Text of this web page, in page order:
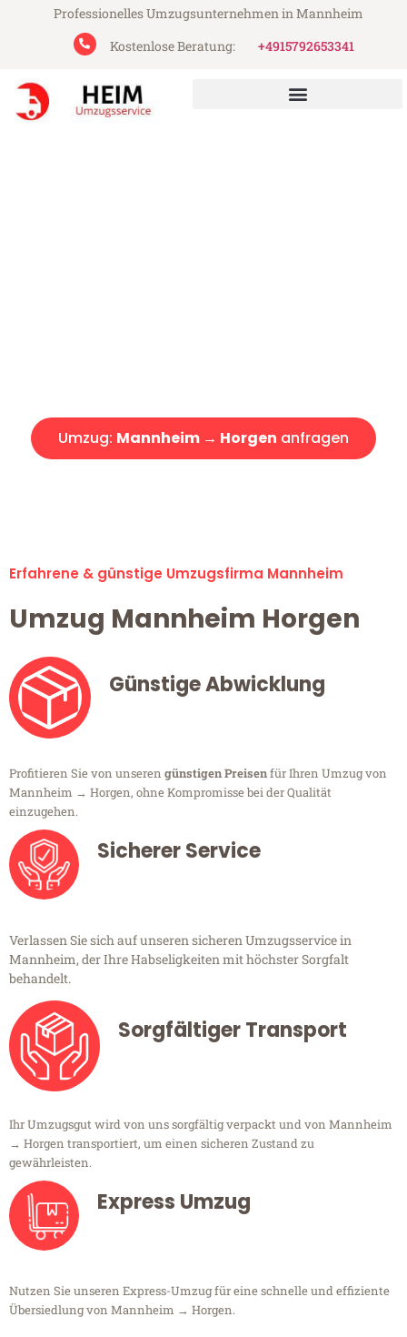
Professionelles Umzugsunternehmen in Mannheim
Kostenlose Beratung:
+4915792653341
Umzug: Mannheim → Horgen anfragen
Erfahrene & günstige Umzugsfirma Mannheim
Umzug Mannheim Horgen
Günstige Abwicklung
Profitieren Sie von unseren günstigen Preisenfür Ihren Umzug von
Mannheim → Horgen, ohne Kompromisse bei der Qualität
einzugehen.
Sicherer Service
Verlassen Sie sich auf unseren sicheren Umzugsservice in
Mannheim, der Ihre Habseligkeiten mit höchster Sorgfalt
behandelt.
Sorgfältiger Transport
Ihr Umzugsgut wird von uns sorgfältig verpackt und von Mannheim
→ Horgen transportiert, um einen sicheren Zustand zu
gewährleisten.
Express Umzug
Nutzen Sie unseren Express-Umzug für eine schnelle und effiziente
Übersiedlung von Mannheim → Horgen.